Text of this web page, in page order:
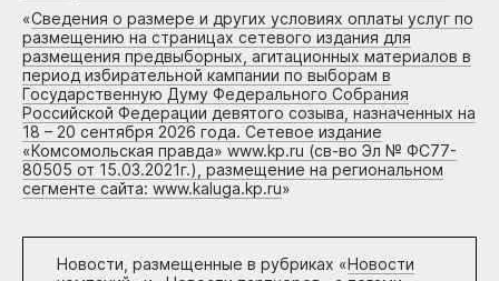
«Сведения о размере и других условиях оплаты услуг по
размещению на страницах сетевого издания для
размещения предвыборных, агитационных материалов в
период избирательной кампании по выборам в
Государственную Думу Федерального Собрания
Российской Федерации девятого созыва, назначенных на
18 – 20 сентября 2026 года. Сетевое издание
«Комсомольская правда» www.kp.ru (св-во Эл № ФС77-
80505 от 15.03.2021г.), размещение на региональном
сегменте сайта: www.kaluga.kp.ru»
Новости, размещенные в рубриках «Новости